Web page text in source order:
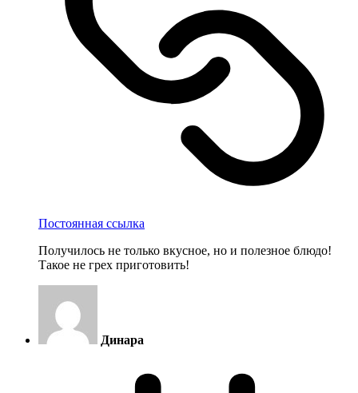
Постоянная ссылка
Получилось не только вкусное, но и полезное блюдо!
Такое не грех приготовить!
Динара